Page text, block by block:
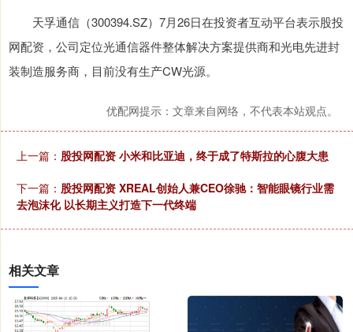
天孚通信（300394.SZ）7月26日在投资者互动平台表示股投
网配资，公司定位光通信器件整体解决方案提供商和光电先进封
装制造服务商，目前没有生产CW光源。
优配网提示：文章来自网络，不代表本站观点。
上一篇： 股投网配资 小米和比亚迪，终于成了特斯拉的心腹大患
下一篇： 股投网配资 XREAL创始人兼CEO徐驰：智能眼镜行业需
去泡沫化 以长期主义打造下一代终端
相关文章